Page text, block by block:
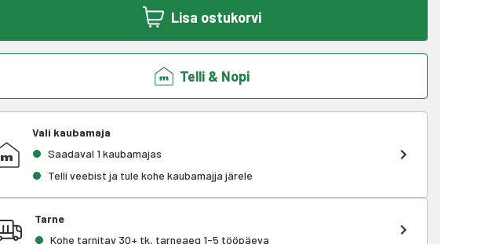
Lisa ostukorvi
Telli & Nopi
Vali kaubamaja
Saadaval 1 kaubamajas
Telli veebist ja tule kohe kaubamajja järele
Tarne
Kohe tarnitav 30+ tk, tarneaeg 1-5 tööpäeva